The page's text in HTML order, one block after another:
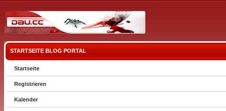
STARTSEITE BLOG PORTAL
Startseite
Registrieren
Kalender